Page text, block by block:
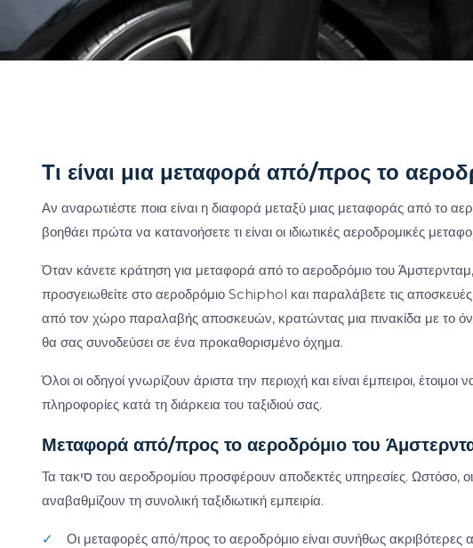
Τι είναι μια μεταφορά από/προς το
Αν αναρωτιέστε ποια είναι η διαφορά μεταξύ μιας μεταφοράς από το
βοηθάει πρώτα να κατανοήσετε τι είναι οι ιδιωτικές αεροδρομικές
Όταν κάνετε κράτηση για μεταφορά από το αεροδρόμιο του
προσγειωθείτε στο αεροδρόμιο Schiphol και παραλάβετε τις
από τον χώρο παραλαβής αποσκευών, κρατώντας μια πινακίδα με το
θα σας συνοδεύσει σε ένα προκαθορισμένο όχημα.
Όλοι οι οδηγοί γνωρίζουν άριστα την περιοχή και είναι έμπειροι,
πληροφορίες κατά τη διάρκεια του ταξιδιού σας.
Μεταφορά από/προς το αεροδρόμιο του
Τα τακסי του αεροδρομίου προσφέρουν αποδεκτές υπηρεσίες. Ωστόσο, οι ιδιωτικές μεταφορές από/προς το αεροδρόμιο
αναβαθμίζουν τη συνολική ταξιδιωτική εμπειρία.
✓
Οι μεταφορές από/προς το αεροδρόμιο είναι συνήθως